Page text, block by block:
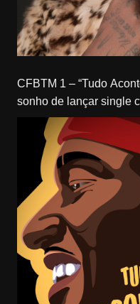
CFBTM 1 – “Tudo Aconteceu”: MC Du Black realiza
sonho de lançar single